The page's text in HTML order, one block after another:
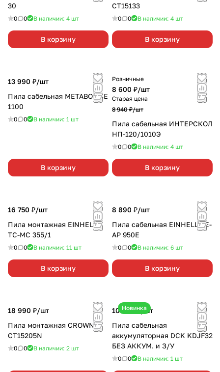
30
0 0 В наличии: 4 шт
В корзину
СТ15133
0 0 В наличии: 4 шт
В корзину
13 990 ₽/шт
Пила сабельная METABO SSE
1100
0 0 В наличии: 1 шт
В корзину
Розничные
8 600 ₽/шт
Старая цена
8 940 ₽/шт
Пила сабельная ИНТЕРСКОЛ
НП-120/1010Э
0 0 В наличии: 4 шт
В корзину
16 750 ₽/шт
Пила монтажная EINHELL
TC-MC 355/1
0 0 В наличии: 11 шт
В корзину
8 890 ₽/шт
Пила сабельная EINHELL TE-
AP 950E
0 0 В наличии: 6 шт
В корзину
18 990 ₽/шт
Пила монтажная CROWN
СТ15205N
0 0 В наличии: 2 шт
Новинка
10 990 ₽/шт
Пила сабельная
аккумуляторная DCK KDJF32
БЕЗ АККУМ. и З/У
0 0 В наличии: 1 шт